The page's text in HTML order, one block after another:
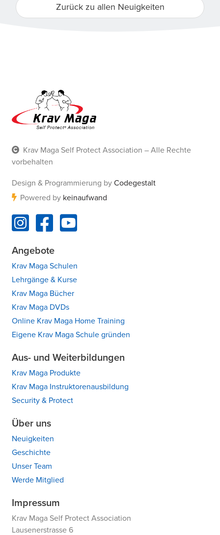
Zurück zu allen Neuigkeiten
Krav Maga Self Protect Association – Alle Rechte
vorbehalten
Design & Programmierung by Codegestalt
Powered by keinaufwand
Angebote
Krav Maga Schulen
Lehrgänge & Kurse
Krav Maga Bücher
Krav Maga DVDs
Online Krav Maga Home Training
Eigene Krav Maga Schule gründen
Aus- und Weiterbildungen
Krav Maga Produkte
Krav Maga Instruktorenausbildung
Security & Protect
Über uns
Neuigkeiten
Geschichte
Unser Team
Werde Mitglied
Impressum
Krav Maga Self Protect Association
Lausenerstrasse 6